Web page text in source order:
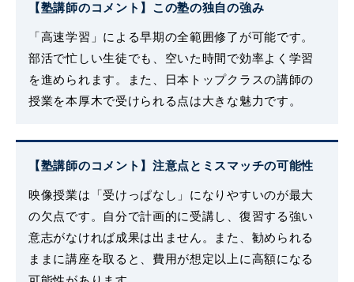
【塾講師のコメント】この塾の独自の強み
「高速学習」による早期の全範囲修了が可能です。
部活で忙しい生徒でも、空いた時間で効率よく学習
を進められます。また、日本トップクラスの講師の
授業を本厚木で受けられる点は大きな魅力です。
【塾講師のコメント】注意点とミスマッチの可能性
映像授業は「受けっぱなし」になりやすいのが最大
の欠点です。自分で計画的に受講し、復習する強い
意志がなければ成果は出ません。また、勧められる
ままに講座を取ると、費用が想定以上に高額になる